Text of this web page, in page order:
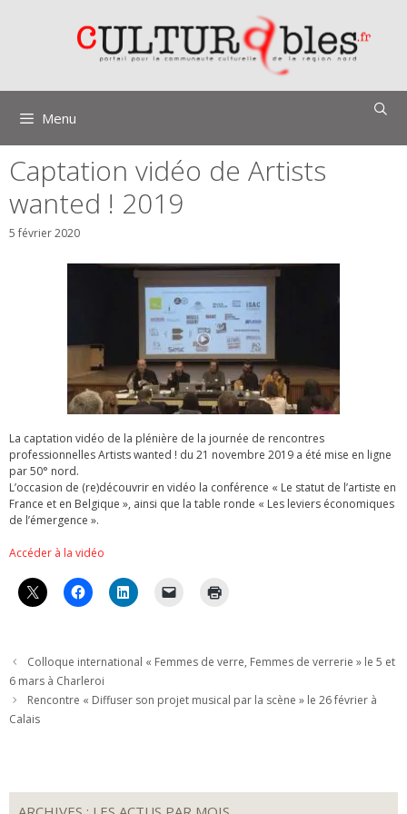
Menu
Captation vidéo de Artists
wanted ! 2019
5 février 2020
La captation vidéo de la plénière de la journée de rencontres
professionnelles Artists wanted ! du 21 novembre 2019 a été mise en ligne
par 50° nord.
L’occasion de (re)découvrir en vidéo la conférence « Le statut de l’artiste en
France et en Belgique », ainsi que la table ronde « Les leviers économiques
de l’émergence ».
Accéder à la vidéo
Colloque international « Femmes de verre, Femmes de verrerie » le 5 et
6 mars à Charleroi
Rencontre « Diffuser son projet musical par la scène » le 26 février à
Calais